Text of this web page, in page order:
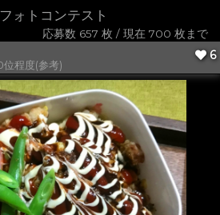
ォトコンテスト
応募数 657 枚 / 現在 700 枚まで
程度(参考)
6